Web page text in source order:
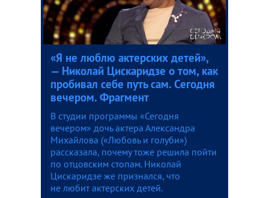
«Я не люблю актерских детей»,
— Николай Цискаридзе о том, как
пробивал себе путь сам. Сегодня
вечером. Фрагмент
В студии программы «Сегодня
вечером» дочь актера Александра
Михайлова («Любовь и голуби»)
рассказала, почему тоже решила пойти
по отцовским стопам. Николай
Цискаридзе же признался, что
не любит актерских детей.